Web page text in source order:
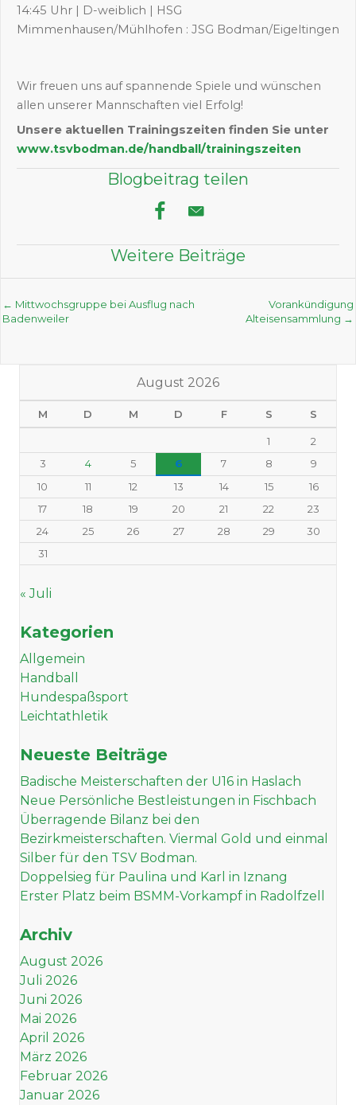
14:45 Uhr | D-weiblich | HSG
Mimmenhausen/Mühlhofen : JSG Bodman/Eigeltingen
Wir freuen uns auf spannende Spiele und wünschen
allen unserer Mannschaften viel Erfolg!
Unsere aktuellen Trainingszeiten finden Sie unter
www.tsvbodman.de/handball/trainingszeiten
Blogbeitrag teilen
Weitere Beiträge
Posts
navigation
← Mittwochsgruppe bei Ausflug nach
Badenweiler
Vorankündigung
Alteisensammlung →
August 2026
M D M D F S S
1
2
3
4 5 6 7 8
9
10
11 12 13 14 15
16
17
18 19 20 21 22
23
24
25 26 27 28 29
30
31
« Juli
Kategorien
Allgemein
Handball
Hundespaßsport
Leichtathletik
Neueste Beiträge
Badische Meisterschaften der U16 in Haslach
Neue Persönliche Bestleistungen in Fischbach
Überragende Bilanz bei den
Bezirkmeisterschaften. Viermal Gold und einmal
Silber für den TSV Bodman.
Doppelsieg für Paulina und Karl in Iznang
Erster Platz beim BSMM-Vorkampf in Radolfzell
Archiv
August 2026
Juli 2026
Juni 2026
Mai 2026
April 2026
März 2026
Februar 2026
Januar 2026